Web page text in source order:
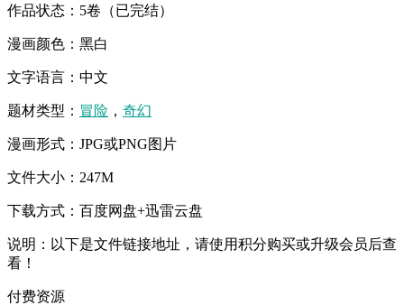
作品状态：5卷（已完结）
漫画颜色：黑白
文字语言：中文
题材类型： 冒险 ， 奇幻
漫画形式：JPG或PNG图片
文件大小：247M
下载方式：百度网盘+迅雷云盘
说明：以下是文件链接地址，请使用积分购买或升级会员后查
看！
付费资源